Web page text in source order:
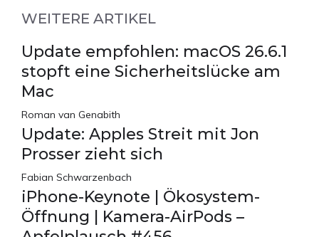
WEITERE ARTIKEL
Update empfohlen: macOS 26.6.1
stopft eine Sicherheitslücke am
Mac
Roman van Genabith
Update: Apples Streit mit Jon
Prosser zieht sich
Fabian Schwarzenbach
iPhone-Keynote | Ökosystem-
Öffnung | Kamera-AirPods –